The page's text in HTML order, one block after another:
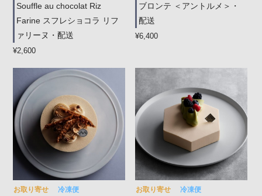
Souffle au chocolat Riz
Farine スフレショコラ リフ
ァリーヌ・配送
¥2,600
ブロンテ ＜アントルメ＞・
配送
¥6,400
お取り寄せ 冷凍便 お取り寄せ 冷凍便